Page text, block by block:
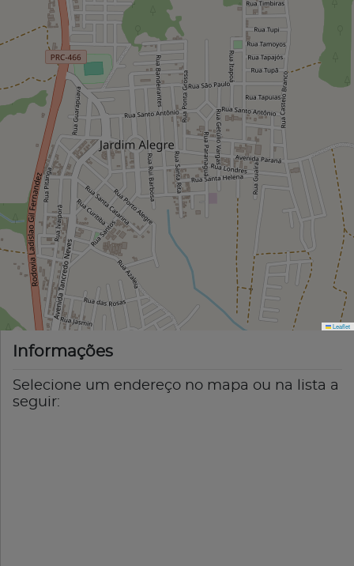
Leaflet
Informações
Selecione um endereço no mapa ou na lista a
seguir: